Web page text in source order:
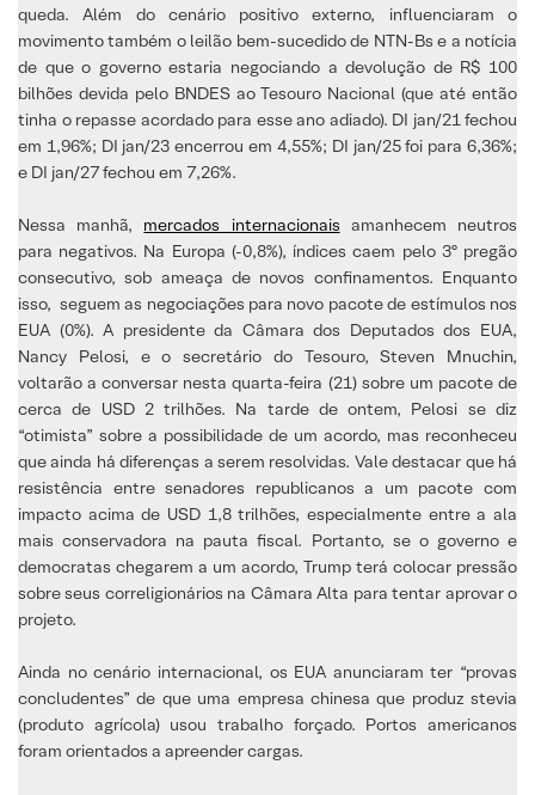
queda. Além do cenário positivo externo, influenciaram o
movimento também o leilão bem-sucedido de NTN-Bs e a notícia
de que o governo estaria negociando a devolução de R$ 100
bilhões devida pelo BNDES ao Tesouro Nacional (que até então
tinha o repasse acordado para esse ano adiado). DI jan/21 fechou
em 1,96%; DI jan/23 encerrou em 4,55%; DI jan/25 foi para 6,36%;
e DI jan/27 fechou em 7,26%.
Nessa manhã, mercados internacionais amanhecem neutros
para negativos. Na Europa (-0,8%), índices caem pelo 3º pregão
consecutivo, sob ameaça de novos confinamentos. Enquanto
isso, seguem as negociações para novo pacote de estímulos nos
EUA (0%). A presidente da Câmara dos Deputados dos EUA,
Nancy Pelosi, e o secretário do Tesouro, Steven Mnuchin,
voltarão a conversar nesta quarta-feira (21) sobre um pacote de
cerca de USD 2 trilhões. Na tarde de ontem, Pelosi se diz
“otimista” sobre a possibilidade de um acordo, mas reconheceu
que ainda há diferenças a serem resolvidas. Vale destacar que há
resistência entre senadores republicanos a um pacote com
impacto acima de USD 1,8 trilhões, especialmente entre a ala
mais conservadora na pauta fiscal. Portanto, se o governo e
democratas chegarem a um acordo, Trump terá colocar pressão
sobre seus correligionários na Câmara Alta para tentar aprovar o
projeto.
Ainda no cenário internacional, os EUA anunciaram ter “provas
concludentes” de que uma empresa chinesa que produz stevia
(produto agrícola) usou trabalho forçado. Portos americanos
foram orientados a apreender cargas.